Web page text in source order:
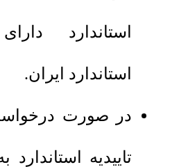
استاندارد
استاندارد ایران.
در صورت
تاییدیه استاندارد